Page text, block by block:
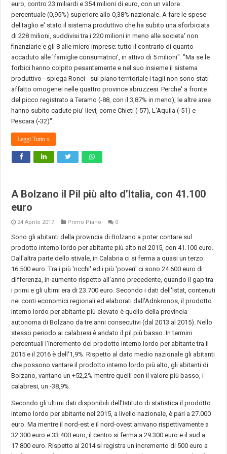
euro, contro 23 miliardi e 354 milioni di euro, con un valore
percentuale (0,95%) superiore allo 0,38% nazionale. A fare le spese
del taglio e' stato il sistema produttivo che ha subito una sforbiciata
di 228 milioni, suddivisi tra i 220 milioni in meno alle societa' non
finanziarie e gli 8 alle micro imprese; tutto il contrario di quanto
accaduto alle 'famiglie consumatrici', in attivo di 5 milioni". "Ma se le
forbici hanno colpito pesantemente e nel suo insieme il sistema
produttivo - spiega Ronci - sul piano territoriale i tagli non sono stati
affatto omogenei nelle quattro province abruzzesi. Perche' a fronte
del picco registrato a Teramo (-88, con il 3,87% in meno), le altre aree
hanno subito cadute piu' lievi, come Chieti (-57), L'Aquila (-51) e
Pescara (-32)".
Leggi Tutto »
A Bolzano il Pil più alto d’Italia, con 41.100
euro
24 Aprile 2017 Primo Piano 0
Sono gli abitanti della provincia di Bolzano a poter contare sul
prodotto interno lordo per abitante più alto nel 2015, con 41.100 euro.
Dall'altra parte dello stivale, in Calabria ci si ferma a quasi un terzo:
16.500 euro. Tra i più 'ricchi' ed i più 'poveri' ci sono 24.600 euro di
differenza, in aumento rispetto all'anno precedente, quando il gap tra
i primi e gli ultimi era di 23.700 euro. Secondo i dati dell'Istat, contenuti
nei conti economici regionali ed elaborati dall'Adnkronos, il prodotto
interno lordo per abitante più elevato è quello della provincia
autonoma di Bolzano da tre anni consecutivi (dal 2013 al 2015). Nello
stesso periodo ai calabresi è andato il pil più basso. In termini
percentuali l'incremento del prodotto interno lordo per abitante tra il
2015 e il 2016 è dell'1,9%. Rispetto al dato medio nazionale gli abitanti
che possono vantare il prodotto interno lordo più alto, gli abitanti di
Bolzano, vantano un +52,2% mentre quelli con il valore più basso, i
calabresi, un -38,9%.
Secondo gli ultimi dati disponibili dell'Istituto di statistica il prodotto
interno lordo per abitante nel 2015, a livello nazionale, è pari a 27.000
euro. Ma mentre il nord-est e il nord-ovest arrivano rispettivamente a
32.300 euro e 33.400 euro, il centro si ferma a 29.300 euro e il sud a
17.800 euro. Rispetto al 2014 si registra un incremento di 500 euro a